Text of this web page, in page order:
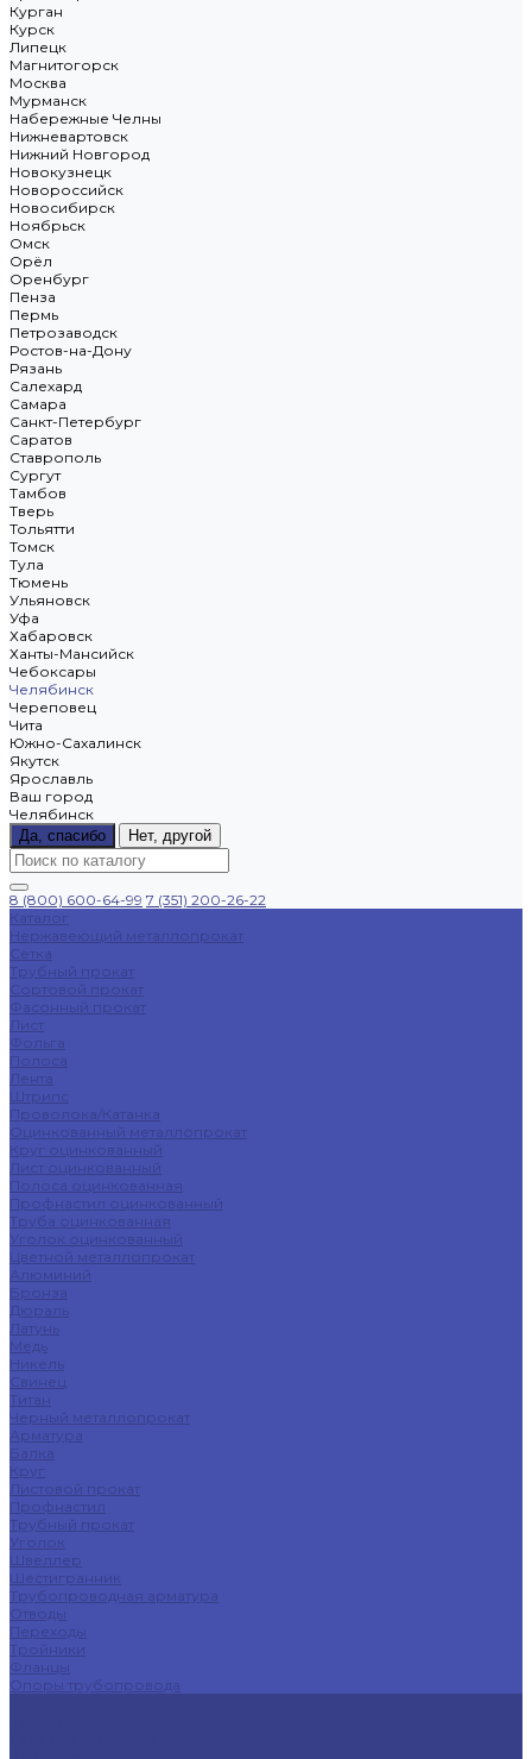
Курган
Курск
Липецк
Магнитогорск
Москва
Мурманск
Набережные Челны
Нижневартовск
Нижний Новгород
Новокузнецк
Новороссийск
Новосибирск
Ноябрьск
Омск
Орёл
Оренбург
Пенза
Пермь
Петрозаводск
Ростов-на-Дону
Рязань
Салехард
Самара
Санкт-Петербург
Саратов
Ставрополь
Сургут
Тамбов
Тверь
Тольятти
Томск
Тула
Тюмень
Ульяновск
Уфа
Хабаровск
Ханты-Мансийск
Чебоксары
Челябинск
Череповец
Чита
Южно-Сахалинск
Якутск
Ярославль
Ваш город
Челябинск
Да, спасибо
Нет, другой
8 (800) 600-64-99 7 (351) 200-26-22
Каталог
Нержавеющий металлопрокат
Сетка
Трубный прокат
Сортовой прокат
Фасонный прокат
Лист
Фольга
Полоса
Лента
Штрипс
Проволока/Катанка
Оцинкованный металлопрокат
Круг оцинкованный
Лист оцинкованный
Полоса оцинкованная
Профнастил оцинкованный
Труба оцинкованная
Уголок оцинкованный
Цветной металлопрокат
Алюминий
Бронза
Дюраль
Латунь
Медь
Никель
Свинец
Титан
Черный металлопрокат
Арматура
Балка
Круг
Листовой прокат
Профнастил
Трубный прокат
Уголок
Швеллер
Шестигранник
Трубопроводная арматура
Отводы
Переходы
Тройники
Фланцы
Опоры трубопровода